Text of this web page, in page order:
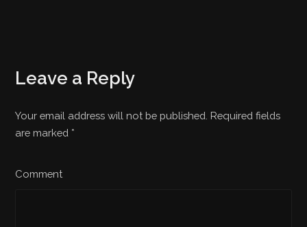
Leave a Reply
Your email address will not be published. Required fields
are marked *
Comment